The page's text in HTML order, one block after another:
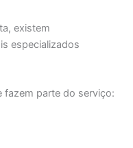
existem
especializados
fazem parte do serviço: